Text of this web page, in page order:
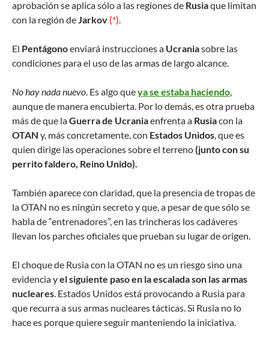
aprobación se aplica sólo a las regiones de Rusiaque limitan
con la región deJarkov (*).
El Pentágonoenviará instrucciones a Ucraniasobre las
condiciones para el uso de las armas de largo alcance.
No hay nada nuevo. Es algo queya se estaba haciendo,
aunque de manera encubierta. Por lo demás, es otra prueba
más de que laGuerra de Ucraniaenfrenta a Rusiacon la
OTAN y, más concretamente, con Estados Unidos, que es
quien dirige las operaciones sobre el terreno(junto con su
perrito faldero, Reino Unido).
También aparece con claridad, que la presencia de tropas de
la OTAN no es ningún secreto y que, a pesar de que sólo se
habla de “entrenadores”, en las trincheras los cadáveres
llevan los parches oficiales que prueban su lugar de origen.
El choque de Rusia con la OTAN no es un riesgo sino una
evidencia yel siguiente paso en la escalada son las armas
nucleares. Estados Unidos está provocando a Rusia para
que recurra a sus armas nucleares tácticas. Si Rusia no lo
hace es porque quiere seguir manteniendo la iniciativa.